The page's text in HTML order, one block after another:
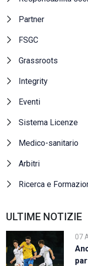
Partner
FSGC
Grassroots
Integrity
Eventi
Sistema Licenze
Medico-sanitario
Arbitri
Ricerca e
ULTIME NOTIZIE
07